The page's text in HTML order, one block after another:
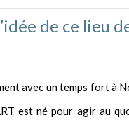
de ce lieu
avec un temps fort à
est né pour agir au